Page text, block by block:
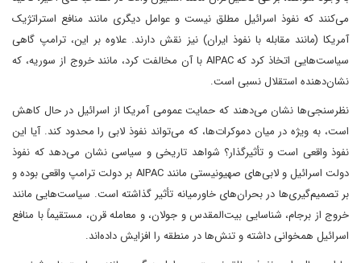
می‌کنند که نفوذ اسرائیل مطلق نیست و عوامل دیگری مانند منافع استراتژیک
آمریکا (مانند مقابله با نفوذ ایران) نیز نقش دارند. علاوه بر این، ترامپ گاهی
سیاست‌هایی اتخاذ کرد که AIPAC با آن مخالفت کرد، مانند خروج از سوریه، که
نشان‌دهنده استقلال نسبی است.
نظرسنجی‌ها نشان می‌دهند که حمایت عمومی آمریکا از اسرائیل در حال کاهش
است، به ویژه در میان دموکرات‌ها، که می‌تواند نفوذ لابی را محدود کند. آیا این
نفوذ واقعی است و تأثیرگذار؟ شواهد تاریخی و سیاسی نشان می‌دهد که نفوذ
دولت اسرائیل و لابی‌های صهیونیستی مانند AIPAC بر دولت ترامپ واقعی بوده و
بر تصمیم‌گیری‌ها در بحران‌های خاورمیانه تأثیر گذاشته است. سیاست‌هایی مانند
خروج از برجام، شناسایی بیت‌المقدس و جولان، و معامله قرن، مستقیماً با منافع
اسرائیل همخوانی داشته و تنش‌ها در منطقه را افزایش داده‌اند.